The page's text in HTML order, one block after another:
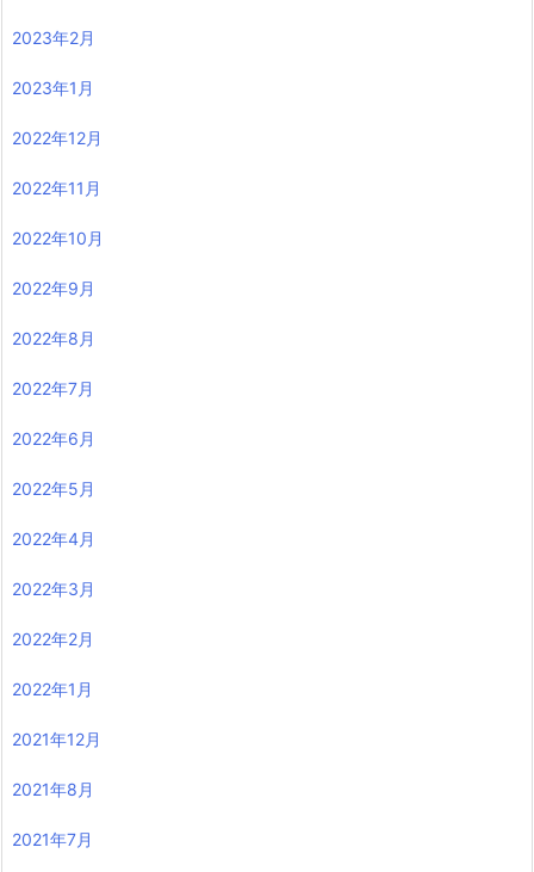
2023年2月
2023年1月
2022年12月
2022年11月
2022年10月
2022年9月
2022年8月
2022年7月
2022年6月
2022年5月
2022年4月
2022年3月
2022年2月
2022年1月
2021年12月
2021年8月
2021年7月